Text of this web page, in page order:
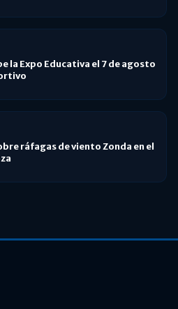
la Expo Educativa el 7 de agosto
ráfagas de viento Zonda en el